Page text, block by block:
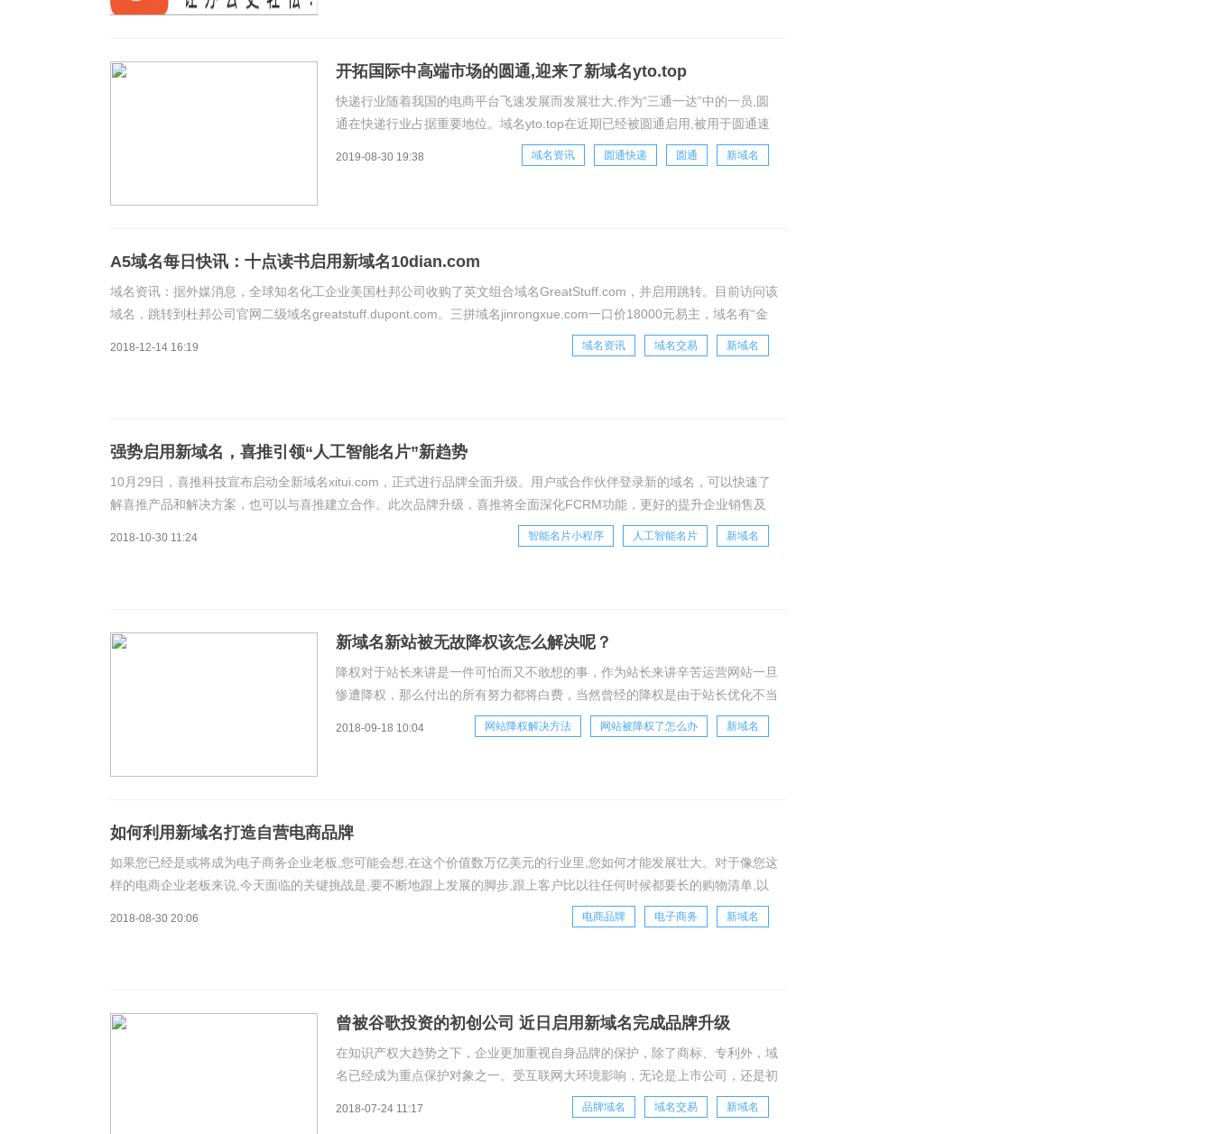
开拓国际中高端市场的圆通,迎来了新域名yto.top
快递行业随着我国的电商平台飞速发展而发展壮大,作为“三通一达”中的一员,圆
通在快递行业占据重要地位。域名yto.top在近期已经被圆通启用,被用于圆通速
递官网主域名。通过whois信息查询,yto.top早在2017年就被圆通注册,该域名直
接对应圆通品牌名称“YTO”,是一个不错的品牌域名,简短易记
2019-08-30 19:38 域名资讯 圆通快递 圆通 新域名
A5域名每日快讯：十点读书启用新域名10dian.com
域名资讯：据外媒消息，全球知名化工企业美国杜邦公司收购了英文组合域名GreatStuff.com，并启用跳转。目前访问该
域名，跳转到杜邦公司官网二级域名greatstuff.dupont.com。三拼域名jinrongxue.com一口价18000元易主，域名有“金
2018-12-14 16:19 域名资讯 域名交易 新域名
强势启用新域名，喜推引领“人工智能名片”新趋势
10月29日，喜推科技宣布启动全新域名xitui.com，正式进行品牌全面升级。用户或合作伙伴登录新的域名，可以快速了
解喜推产品和解决方案，也可以与喜推建立合作。此次品牌升级，喜推将全面深化FCRM功能，更好的提升企业销售及
销售管理能力。据了解，喜推是一家人专注于人工智能和区块链研发的互联网技术公司
2018-10-30 11:24 智能名片小程序 人工智能名片 新域名
新域名新站被无故降权该怎么解决呢？
降权对于站长来讲是一件可怕而又不敢想的事，作为站长来讲辛苦运营网站一旦
惨遭降权，那么付出的所有努力都将白费，当然曾经的降权是由于站长优化不当
导致，网站被降权的几率也是非常的小，除了灰色行业。但是现在降权似乎成为
了新站长必不可少的经历，所以今天谢盼龙就和大家聊聊新域名新站被降权怎么
2018-09-18 10:04 网站降权解决方法 网站被降权了怎么办 新域名
如何利用新域名打造自营电商品牌
如果您已经是或将成为电子商务企业老板,您可能会想,在这个价值数万亿美元的行业里,您如何才能发展壮大。对于像您这
样的电商企业老板来说,今天面临的关键挑战是,要不断地跟上发展的脚步,跟上客户比以往任何时候都要长的购物清单,以
及比以往任何时候都要短的注意力时间,通过打造一个比以往更强大的品牌来与客户建立持
2018-08-30 20:06 电商品牌 电子商务 新域名
曾被谷歌投资的初创公司 近日启用新域名完成品牌升级
在知识产权大趋势之下，企业更加重视自身品牌的保护，除了商标、专利外，域
名已经成为重点保护对象之一。受互联网大环境影响，无论是上市公司，还是初
创企业，对品牌域名已经愈发重视。近日得知，一家CRM服务初创公司
ProsperWorks为了对品牌进行全面升级，不仅更名为Copper，还启用了新的官
2018-07-24 11:17 品牌域名 域名交易 新域名